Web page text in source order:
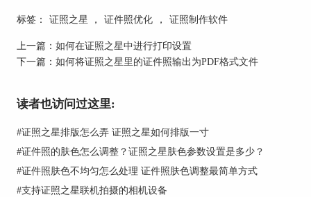
话，可以考虑使用“数码相机联机拍摄”，拍出来的
照片像素会更高，效果更好。
标签： 证照之星 ， 证件照优化 ， 证照制作软件
上一篇： 如何在证照之星中进行打印设置
下一篇： 如何将证照之星里的证件照输出为PDF格式文件
读者也访问过这里:
#证照之星排版怎么弄 证照之星如何排版一寸
#证件照的肤色怎么调整？证照之星肤色参数设置是多少？
#证件照肤色不均匀怎么处理 证件照肤色调整最简单方式
#支持证照之星联机拍摄的相机设备